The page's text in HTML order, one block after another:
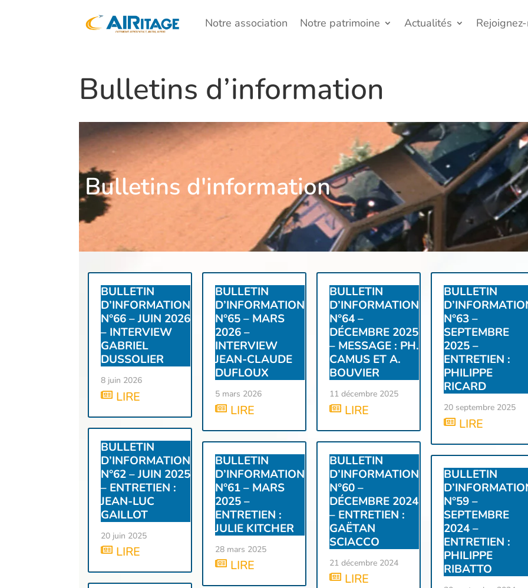
Notre association Notre patrimoine Actualités
Bulletins d’information
Bulletins d'information
BULLETIN
D’INFORMATION
N°66 – JUIN 2026
– INTERVIEW
GABRIEL
DUSSOLIER
8 juin 2026
LIRE
BULLETIN
D’INFORMATION
N°65 – MARS
2026 –
INTERVIEW
JEAN-CLAUDE
DUFLOUX
5 mars 2026
LIRE
BULLETIN
D’INFORMATION
N°64 –
DÉCEMBRE 2025
– MESSAGE : PH.
CAMUS ET A.
BOUVIER
11 décembre 2025
LIRE
BULLETIN
N°63 –
SEPTEMBRE
2025 –
ENTRETIEN :
PHILIPPE
RICARD
20 septembre 2025
LIRE
BULLETIN
D’INFORMATION
N°62 – JUIN 2025
– ENTRETIEN :
JEAN-LUC
GAILLOT
20 juin 2025
LIRE
BULLETIN
D’INFORMATION
N°61 – MARS
2025 –
ENTRETIEN :
JULIE KITCHER
28 mars 2025
LIRE
BULLETIN
D’INFORMATION
N°60 –
DÉCEMBRE 2024
– ENTRETIEN :
GAËTAN
SCIACCO
21 décembre 2024
LIRE
BULLETIN
N°59 –
SEPTEMBRE
2024 –
ENTRETIEN :
PHILIPPE
RIBATTO